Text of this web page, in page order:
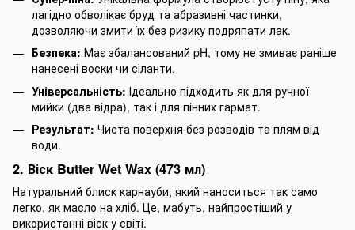
лагідно обволікає бруд та абразивні частинки,
дозволяючи змити їх без ризику подряпати лак.
Безпека: Має збалансований pH, тому не змиває раніше
нанесені воски чи сіланти.
Універсальність: Ідеально підходить як для ручної
мийки (два відра), так і для пінних гармат.
Результат: Чиста поверхня без розводів та плям від
води.
2. Віск Butter Wet Wax (473 мл)
Натуральний блиск карнауби, який наноситься так само
легко, як масло на хліб. Це, мабуть, найпростіший у
використанні віск у світі.